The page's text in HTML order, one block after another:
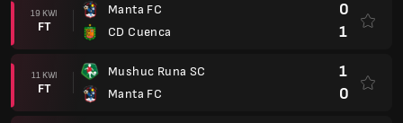
19 KWI
FT
Manta FC
CD Cuenca
0
1
11 KWI
FT
Mushuc Runa SC
Manta FC
1
0